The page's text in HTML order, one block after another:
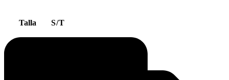
Talla S/T